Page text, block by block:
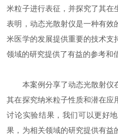
米粒子进行表征，并探究了其在
表明，动态光散射仪是一种有效
米医学的发展提供重要的技术支
领域的研究提供了有益的参考和
本案例分享了动态光散射仪
其在探究纳米粒子性质和潜在应
讨论实验结果，我们可以更好
果，为相关领域的研究提供有益